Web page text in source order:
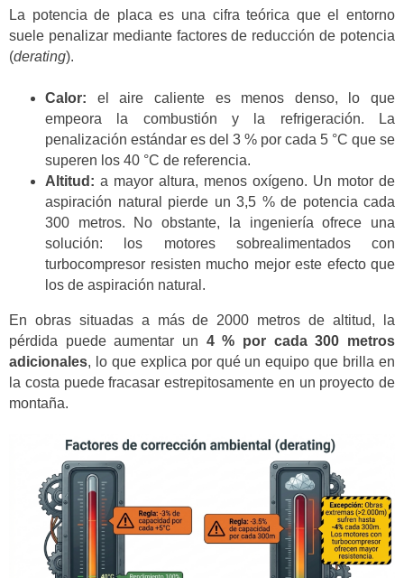
La potencia de placa es una cifra teórica que el entorno
suele penalizar mediante factores de reducción de potencia
(derating).
Calor: el aire caliente es menos denso, lo que
empeora la combustión y la refrigeración. La
penalización estándar es del 3 % por cada 5 °C que se
superen los 40 °C de referencia.
Altitud: a mayor altura, menos oxígeno. Un motor de
aspiración natural pierde un 3,5 % de potencia cada
300 metros. No obstante, la ingeniería ofrece una
solución: los motores sobrealimentados con
turbocompresor resisten mucho mejor este efecto que
los de aspiración natural.
En obras situadas a más de 2000 metros de altitud, la
pérdida puede aumentar un 4 % por cada 300 metros
adicionales, lo que explica por qué un equipo que brilla en
la costa puede fracasar estrepitosamente en un proyecto de
montaña.